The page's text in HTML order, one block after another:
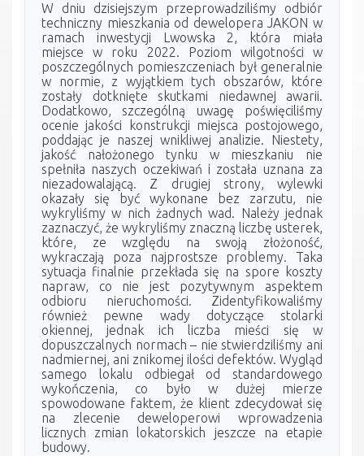
W dniu dzisiejszym przeprowadziliśmy odbiór
techniczny mieszkania od dewelopera JAKON w
ramach inwestycji Lwowska 2, która miała
miejsce w roku 2022. Poziom wilgotności w
poszczególnych pomieszczeniach był generalnie
w normie, z wyjątkiem tych obszarów, które
zostały dotknięte skutkami niedawnej awarii.
Dodatkowo, szczególną uwagę poświęciliśmy
ocenie jakości konstrukcji miejsca postojowego,
poddając je naszej wnikliwej analizie. Niestety,
jakość nałożonego tynku w mieszkaniu nie
spełniła naszych oczekiwań i została uznana za
niezadowalającą. Z drugiej strony, wylewki
okazały się być wykonane bez zarzutu, nie
wykryliśmy w nich żadnych wad. Należy jednak
zaznaczyć, że wykryliśmy znaczną liczbę usterek,
które, ze względu na swoją złożoność,
wykraczają poza najprostsze problemy. Taka
sytuacja finalnie przekłada się na spore koszty
napraw, co nie jest pozytywnym aspektem
odbioru nieruchomości. Zidentyfikowaliśmy
również pewne wady dotyczące stolarki
okiennej, jednak ich liczba mieści się w
dopuszczalnych normach – nie stwierdziliśmy ani
nadmiernej, ani znikomej ilości defektów. Wygląd
samego lokalu odbiegał od standardowego
wykończenia, co było w dużej mierze
spowodowane faktem, że klient zdecydował się
na zlecenie deweloperowi wprowadzenia
licznych zmian lokatorskich jeszcze na etapie
budowy.